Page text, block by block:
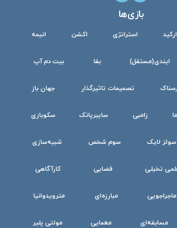
بازی‌ها
ارکید استراتژی اکشن انیمه
ایندی(مستقل) بقا بیت دم آپ
تصمیمات تاثیرگذار جهان باز
زامبی سایبرپانک سکوبازی
سولز لایک سوم شخص شبیه‌سازی
تخیلی فضایی کارآگاهی
ماجراجویی مبارزه‌ای مترویدوانیا
مسابقه‌ای معمایی مولتی پلیر